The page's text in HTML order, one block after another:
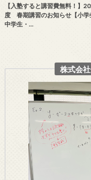
【入塾すると講習費無料！】
度 春期講習のお知らせ【小学
中学生・…
株式会